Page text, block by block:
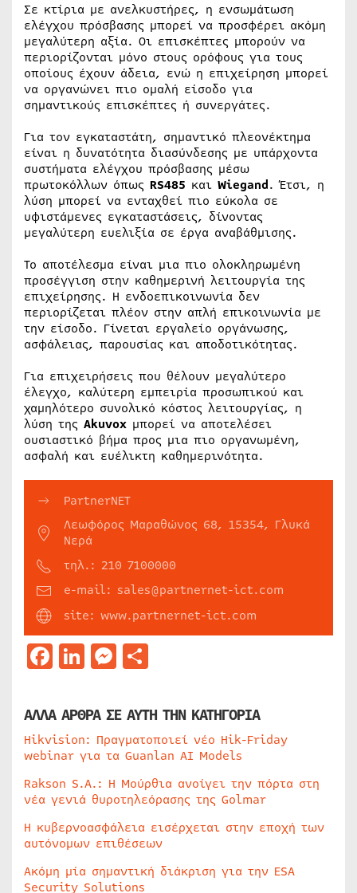
Σε κτίρια με ανελκυστήρες, η ενσωμάτωση
ελέγχου πρόσβασης μπορεί να προσφέρει ακόμη
μεγαλύτερη αξία. Οι επισκέπτες μπορούν να
περιορίζονται μόνο στους ορόφους για τους
οποίους έχουν άδεια, ενώ η επιχείρηση μπορεί
να οργανώνει πιο ομαλή είσοδο για
σημαντικούς επισκέπτες ή συνεργάτες.
Για τον εγκαταστάτη, σημαντικό πλεονέκτημα
είναι η δυνατότητα διασύνδεσης με υπάρχοντα
συστήματα ελέγχου πρόσβασης μέσω
πρωτοκόλλων όπως RS485 και Wiegand. Έτσι, η
λύση μπορεί να ενταχθεί πιο εύκολα σε
υφιστάμενες εγκαταστάσεις, δίνοντας
μεγαλύτερη ευελιξία σε έργα αναβάθμισης.
Το αποτέλεσμα είναι μια πιο ολοκληρωμένη
προσέγγιση στην καθημερινή λειτουργία της
επιχείρησης. Η ενδοεπικοινωνία δεν
περιορίζεται πλέον στην απλή επικοινωνία με
την είσοδο. Γίνεται εργαλείο οργάνωσης,
ασφάλειας, παρουσίας και αποδοτικότητας.
Για επιχειρήσεις που θέλουν μεγαλύτερο
έλεγχο, καλύτερη εμπειρία προσωπικού και
χαμηλότερο συνολικό κόστος λειτουργίας, η
λύση της Akuvox μπορεί να αποτελέσει
ουσιαστικό βήμα προς μια πιο οργανωμένη,
ασφαλή και ευέλικτη καθημερινότητα.
PartnerNET
Λεωφόρος Μαραθώνος 68, 15354, Γλυκά
Νερά
τηλ.: 210 7100000
e-mail: sales@partnernet-ict.com
site: www.partnernet-ict.com
Facebook
LinkedIn
Messenger
ΑΛΛΑ ΑΡΘΡΑ ΣΕ ΑΥΤΗ ΤΗΝ ΚΑΤΗΓΟΡΙΑ
Hikvision: Πραγματοποιεί νέο Hik-Friday
webinar για τα Guanlan AI Models
Rakson S.A.: Η Μούρθια ανοίγει την πόρτα στη
νέα γενιά θυροτηλεόρασης της Golmar
Η κυβερνοασφάλεια εισέρχεται στην εποχή των
αυτόνομων επιθέσεων
Ακόμη μία σημαντική διάκριση για την ESA
Security Solutions